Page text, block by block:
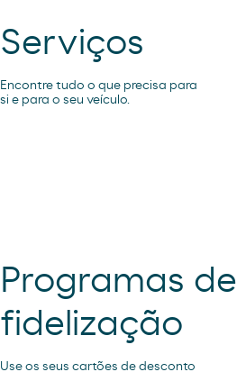
Serviços
Encontre tudo o que precisa para
si e para o seu veículo.
Programas de
fidelização
Use os seus cartões de desconto